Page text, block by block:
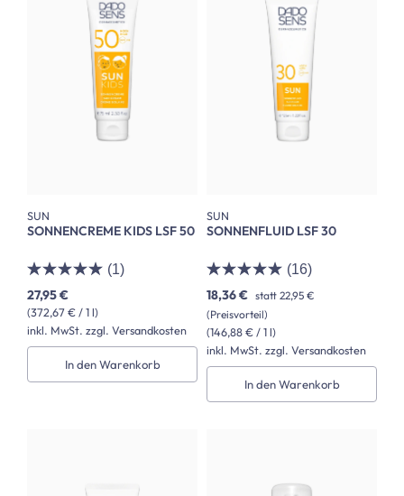
SUN
SONNENCREME KIDS LSF 50
(1)
(372,67 € / 1 l)
27,95 €
inkl. MwSt. zzgl. Versandkosten
In den Warenkorb
SUN
SONNENFLUID LSF 30
(16)
(146,88 € / 1 l)
18,36 € statt 22,95 €
(Preisvorteil)
inkl. MwSt. zzgl. Versandkosten
In den Warenkorb